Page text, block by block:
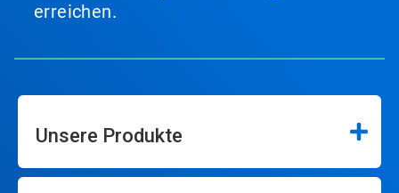
erreichen.
Unsere Produkte